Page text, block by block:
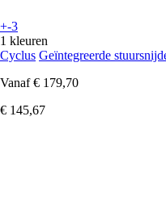
+-3
1 kleuren
Cyclus Geïntegreerde
Vanaf € 179,70
€ 145,67